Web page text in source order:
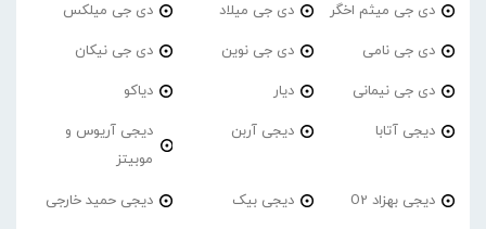
دی جی میثم اخگر دی جی میلاد دی جی میلکس
دی جی نامی دی جی نوین دی جی نیکان
دی جی نیمانی دیار دیاکو
دیجی آتابا دیجی آربن
دیجی آریوس و
موبیتز
دیجی بهزاد O2 دیجی بیک دیجی حمید خارجی